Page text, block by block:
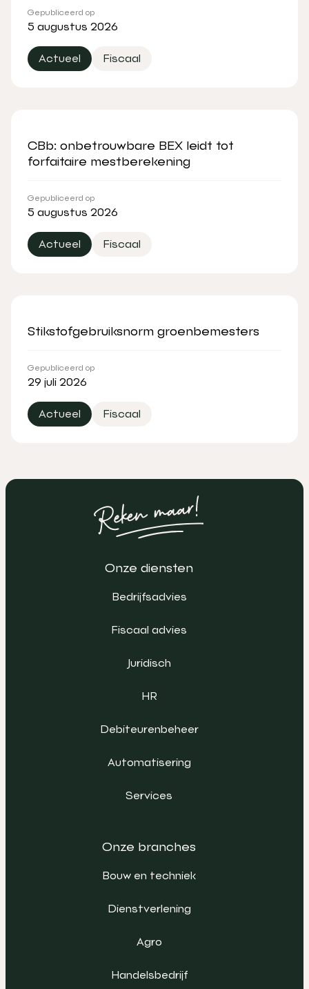
Gepubliceerd op
5 augustus 2026
Actueel Fiscaal
CBb: onbetrouwbare BEX leidt tot
forfaitaire mestberekening
Gepubliceerd op
5 augustus 2026
Actueel Fiscaal
Stikstofgebruiksnorm groenbemesters
Gepubliceerd op
29 juli 2026
Actueel Fiscaal
Onze diensten
Bedrijfsadvies
Fiscaal advies
Juridisch
HR
Debiteurenbeheer
Automatisering
Services
Onze branches
Bouw en techniek
Dienstverlening
Agro
Handelsbedrijf